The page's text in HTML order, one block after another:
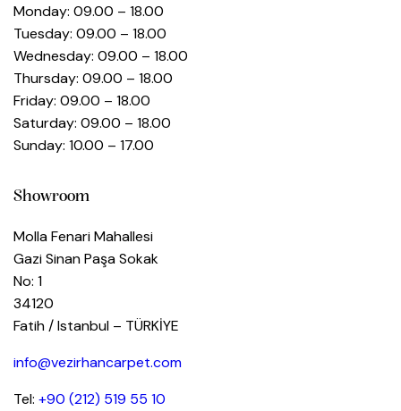
Monday: 09.00 – 18.00
Tuesday: 09.00 – 18.00
Wednesday: 09.00 – 18.00
Thursday: 09.00 – 18.00
Friday: 09.00 – 18.00
Saturday: 09.00 – 18.00
Sunday: 10.00 – 17.00
Showroom
Molla Fenari Mahallesi
Gazi Sinan Paşa Sokak
No: 1
34120
Fatih / Istanbul – TÜRKİYE
info@vezirhancarpet.com
Tel: +90 (212) 519 55 10